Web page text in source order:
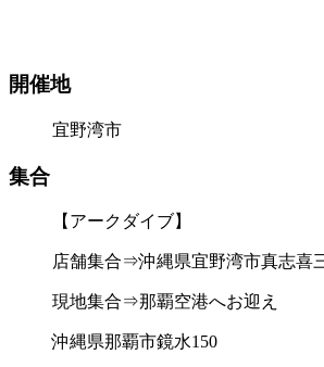
開催地
宜野湾市
集合
【アークダイブ】
店舗集合⇒沖縄県宜野湾市真志喜
現地集合⇒那覇空港へお迎え
沖縄県那覇市鏡水150